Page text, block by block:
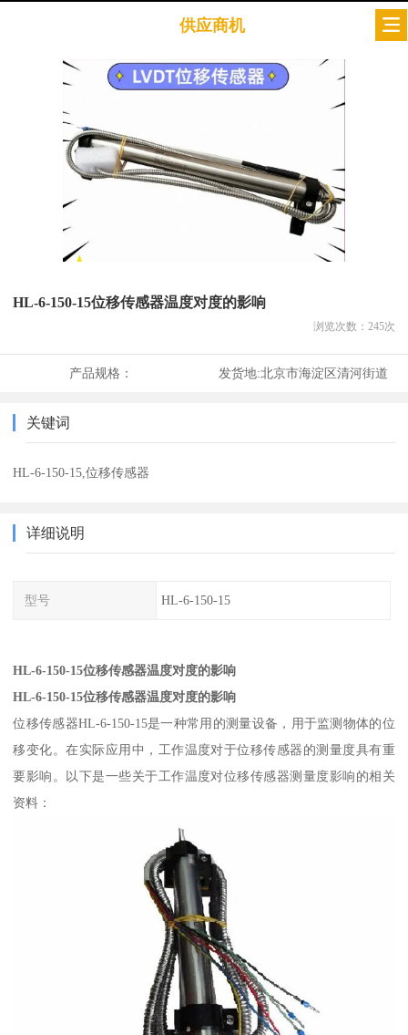
供应商机
HL-6-150-15位移传感器温度对度的影响
浏览次数： 245次
产品规格： 发货地:北京市海淀区清河街道
关键词
HL-6-150-15,位移传感器
详细说明
型号 HL-6-150-15
HL-6-150-15位移传感器温度对度的影响
HL-6-150-15位移传感器温度对度的影响
位移传感器HL-6-150-15是一种常用的测量设备，用于监测物体的位
移变化。在实际应用中，工作温度对于位移传感器的测量度具有重
要影响。以下是一些关于工作温度对位移传感器测量度影响的相关
资料：